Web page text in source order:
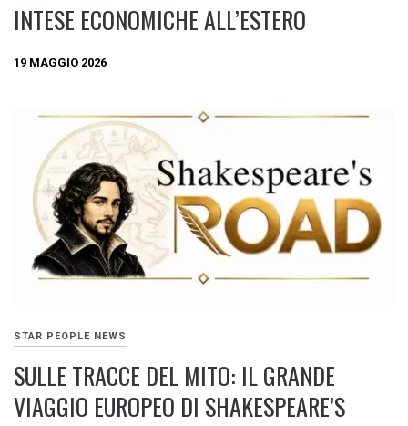
INTESE ECONOMICHE ALL’ESTERO
19 MAGGIO 2026
STAR PEOPLE NEWS
SULLE TRACCE DEL MITO: IL GRANDE
VIAGGIO EUROPEO DI SHAKESPEARE’S